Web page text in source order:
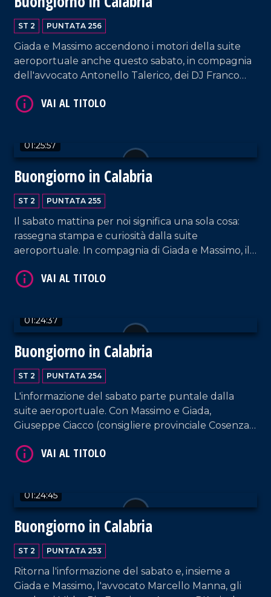
ST 2 PUNTATA 256
Giada e Massimo accendono i motori della suite
aeroportuale anche questo sabato, in compagnia
dell'avvocato Antonello Talerico, dei DJ Franco
Forciniti e Giovanni Buffone.
01:25:57
Buongiorno in Calabria
ST 2 PUNTATA 255
Il sabato mattina per noi significa una sola cosa:
rassegna stampa e curiosità dalla suite
aeroportuale. In compagnia di Giada e Massimo, il
sindaco di Mirto-Crosia Maria Teresa Aiello, la
01:24:37
Buongiorno in Calabria
ST 2 PUNTATA 254
L'informazione del sabato parte puntale dalla
suite aeroportuale. Con Massimo e Giada,
Giuseppe Ciacco (consigliere provinciale Cosenza),
Grosso.
01:24:45
Buongiorno in Calabria
ST 2 PUNTATA 253
Ritorna l'informazione del sabato e, insieme a
Giada e Massimo, l'avvocato Marcello Manna, gli
VAI AL TITOLO
VAI AL TITOLO
VAI AL TITOLO
VAI AL TITOLO